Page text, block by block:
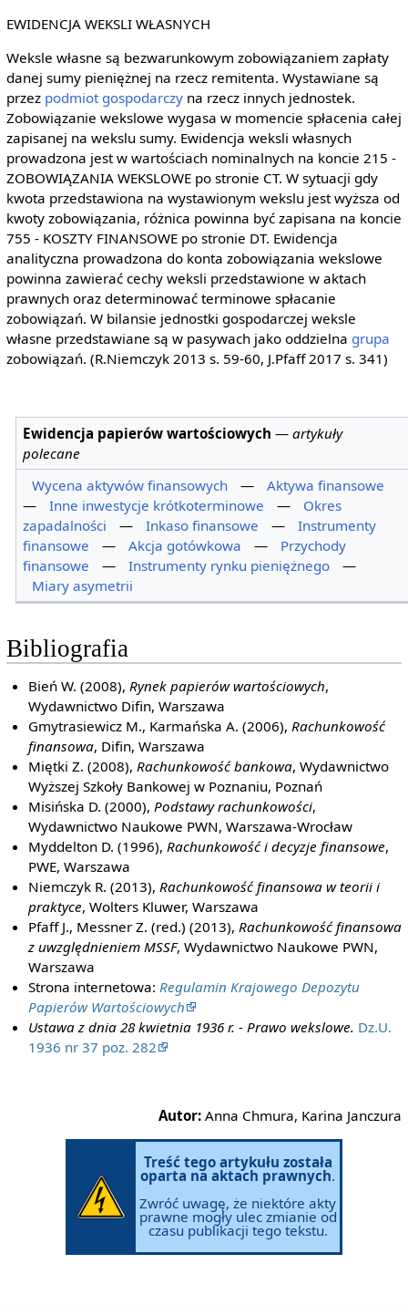
EWIDENCJA WEKSLI WŁASNYCH
Weksle własne są bezwarunkowym zobowiązaniem zapłaty
danej sumy pieniężnej na rzecz remitenta. Wystawiane są
przez podmiot gospodarczyna rzecz innych jednostek.
Zobowiązanie wekslowe wygasa w momencie spłacenia całej
zapisanej na wekslu sumy. Ewidencja weksli własnych
prowadzona jest w wartościach nominalnych na koncie 215 -
ZOBOWIĄZANIA WEKSLOWE po stronie CT. W sytuacji gdy
kwota przedstawiona na wystawionym wekslu jest wyższa od
kwoty zobowiązania, różnica powinna być zapisana na koncie
755 - KOSZTY FINANSOWE po stronie DT. Ewidencja
analityczna prowadzona do konta zobowiązania wekslowe
powinna zawierać cechy weksli przedstawione w aktach
prawnych oraz determinować terminowe spłacanie
zobowiązań. W bilansie jednostki gospodarczej weksle
własne przedstawiane są w pasywach jako oddzielna grupa
zobowiązań. (R.Niemczyk 2013 s. 59-60, J.Pfaff 2017 s. 341)
Ewidencja papierów wartościowych —artykuły
polecane
Wycena aktywów finansowych
—
Aktywa finansowe
—
Inne inwestycje krótkoterminowe —
Okres
zapadalności
— Inkaso finansowe —
Instrumenty
finansowe
— Akcja gotówkowa —
Przychody
finansowe
— Instrumenty rynku pieniężnego
—
Miary asymetrii
Bibliografia
Bień W. (2008),Rynek papierów wartościowych,
Wydawnictwo Difin, Warszawa
Gmytrasiewicz M., Karmańska A. (2006),Rachunkowość
finansowa, Difin, Warszawa
Miętki Z. (2008),Rachunkowość bankowa, Wydawnictwo
Wyższej Szkoły Bankowej w Poznaniu, Poznań
Misińska D. (2000),Podstawy rachunkowości,
Wydawnictwo Naukowe PWN, Warszawa-Wrocław
Myddelton D. (1996),Rachunkowość i decyzje finansowe,
PWE, Warszawa
Niemczyk R. (2013),Rachunkowość finansowa w teorii i
praktyce, Wolters Kluwer, Warszawa
Pfaff J., Messner Z. (red.) (2013),Rachunkowość finansowa
z uwzględnieniem MSSF, Wydawnictwo Naukowe PWN,
Warszawa
Strona internetowa:Regulamin Krajowego Depozytu
Papierów Wartościowych
Ustawa z dnia 28 kwietnia 1936 r. - Prawo wekslowe. Dz.U.
1936 nr 37 poz. 282
Autor: Anna Chmura, Karina Janczura
Treść tego artykułu została
oparta na aktach prawnych.
Zwróć uwagę, że niektóre akty
prawne mogły ulec zmianie od
czasu publikacji tego tekstu.